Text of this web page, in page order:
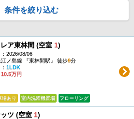
条件を絞り込む
ア東林間 (空室 1)
2026/08/06
ノ島線 『東林間駅』 徒歩9分
1LDK
10.5万円
場あり 室内洗濯機置場 フローリング
ツ (空室 1)